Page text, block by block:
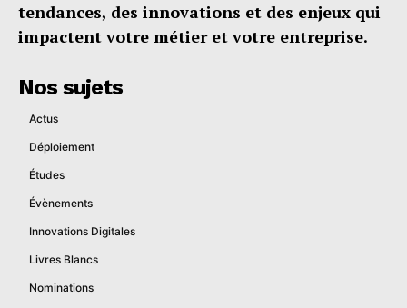
tendances, des innovations et des enjeux qui
impactent votre métier et votre entreprise.
Nos sujets
Actus
Déploiement
Études
Évènements
Innovations Digitales
Livres Blancs
Nominations